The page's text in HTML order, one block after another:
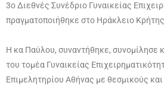
3ο Διεθνές Συνέδριο Γυναικείας
πραγματοποιήθηκε στο Ηράκλειο
Η κα Παύλου, συναντήθηκε, συνομίλησε
του τομέα Γυναικείας
Επιμελητηρίου Αθήνας με θεσμικούς